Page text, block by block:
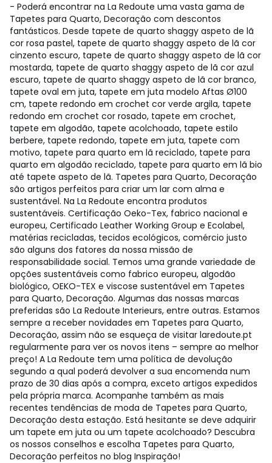
- Poderá encontrar na La Redoute uma vasta gama de
Tapetes para Quarto, Decoração com descontos
fantásticos. Desde tapete de quarto shaggy aspeto de lã
cor rosa pastel, tapete de quarto shaggy aspeto de lã cor
cinzento escuro, tapete de quarto shaggy aspeto de lã cor
mostarda, tapete de quarto shaggy aspeto de lã cor azul
escuro, tapete de quarto shaggy aspeto de lã cor branco,
tapete oval em juta, tapete em juta modelo Aftas Ø100
cm, tapete redondo em crochet cor verde argila, tapete
redondo em crochet cor rosado, tapete em crochet,
tapete em algodão, tapete acolchoado, tapete estilo
berbere, tapete redondo, tapete em juta, tapete com
motivo, tapete para quarto em lã reciclado, tapete para
quarto em algodão reciclado, tapete para quarto em lã bio
até tapete aspeto de lã. Tapetes para Quarto, Decoração
são artigos perfeitos para criar um lar com alma e
sustentável. Na La Redoute encontra produtos
sustentáveis. Certificação Oeko-Tex, fabrico nacional e
europeu, Certificado Leather Working Group e Ecolabel,
matérias recicladas, tecidos ecológicos, comércio justo
são alguns dos fatores da nossa missão de
responsabilidade social. Temos uma grande variedade de
opções sustentáveis como fabrico europeu, algodão
biológico, OEKO-TEX e viscose sustentável em Tapetes
para Quarto, Decoração. Algumas das nossas marcas
preferidas são La Redoute Interieurs, entre outras. Estamos
sempre a receber novidades em Tapetes para Quarto,
Decoração, assim não se esqueça de visitar laredoute.pt
regularmente para ver os novos itens – sempre ao melhor
preço! A La Redoute tem uma política de devolução
segundo a qual poderá devolver a sua encomenda num
prazo de 30 dias após a compra, exceto artigos expedidos
pela própria marca. Acompanhe também as mais
recentes tendências de moda de Tapetes para Quarto,
Decoração desta estação. Está hesitante se deve adquirir
um tapete em juta ou um tapete acolchoado? Descubra
os nossos conselhos e escolha Tapetes para Quarto,
Decoração perfeitos no blog Inspiração!